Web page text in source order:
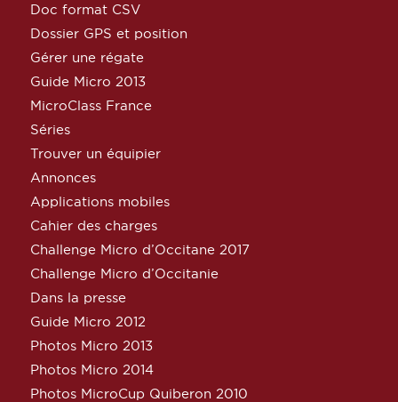
Doc format CSV
Dossier GPS et position
Gérer une régate
Guide Micro 2013
MicroClass France
Séries
Trouver un équipier
Annonces
Applications mobiles
Cahier des charges
Challenge Micro d’Occitane 2017
Challenge Micro d’Occitanie
Dans la presse
Guide Micro 2012
Photos Micro 2013
Photos Micro 2014
Photos MicroCup Quiberon 2010